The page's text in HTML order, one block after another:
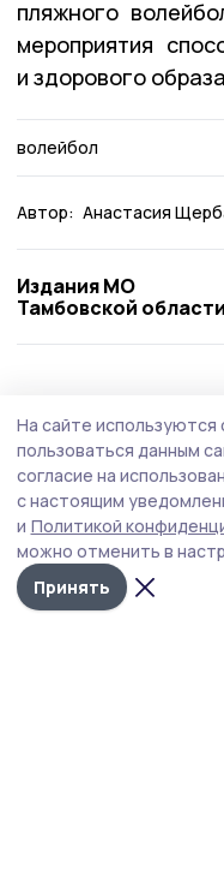
пляжного
мероприятия
и здорового
волейбол
Автор: Анастасия
Издания МО
Тамбовской области
Мероприятия в
в Кирсанове
пляжному
В преддверии
физкультурника —
спортивных
событию.
На сайте
пользоваться данным
согласие на
с настоящим
и Политикой
можно отменить в
Принять